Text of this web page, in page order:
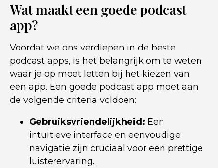
Wat maakt een goede podcast
app?
Voordat we ons verdiepen in de beste
podcast apps, is het belangrijk om te weten
waar je op moet letten bij het kiezen van
een app. Een goede podcast app moet aan
de volgende criteria voldoen:
Gebruiksvriendelijkheid: Een
intuïtieve interface en eenvoudige
navigatie zijn cruciaal voor een prettige
luisterervaring.